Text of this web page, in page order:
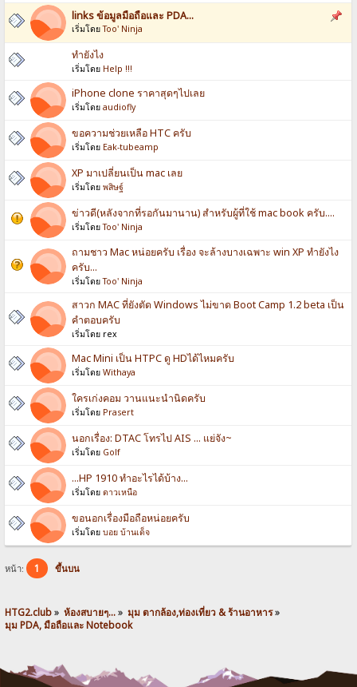
links ข้อมูลมือถือและ PDA...
เริ่มโดยToo' Ninja
ทำยังไง
เริ่มโดย Help !!!
iPhone clone ราคาสุดๆไปเลย
เริ่มโดยaudiofly
ขอความช่วยเหลือ HTC ครับ
เริ่มโดย Eak-tubeamp
XP มาเปลี่ยนเป็น mac เลย
เริ่มโดยพสิษฐ์
ข่าวดี(หลังจากที่รอกันมานาน) สำหรับผู้ที่ใช้ mac book ครับ....
เริ่มโดยToo' Ninja
ถามชาว Mac หน่อยครับ เรื่อง จะล้างบางเฉพาะ win XP ทำยังไง
ครับ...
เริ่มโดยToo' Ninja
สาวก MAC ที่ยังตัด Windows ไม่ขาด Boot Camp 1.2 beta เป็น
คำตอบครับ
เริ่มโดย rex
Mac Mini เป็น HTPC ดู HDได้ไหมครับ
เริ่มโดยWithaya
ใครเก่งคอม วานแนะนำนิดครับ
เริ่มโดย Prasert
นอกเรื่อง: DTAC โทรไป AIS ... แย่จัง~
เริ่มโดย Golf
...HP 1910 ทำอะไรได้บ้าง...
เริ่มโดยดาวเหนือ
ขอนอกเรื่องมือถือหน่อยครับ
เริ่มโดยบอย บ้านเด็จ
หน้า: 1 ขึ้นบน
HTG2.club» ห้องสบายๆ...» มุม ตากล้อง,ท่องเที่ยว & ร้านอาหาร»
มุม PDA, มือถือและ Notebook